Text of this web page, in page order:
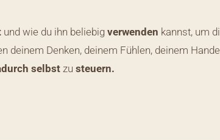
und wie du ihn beliebigverwenden kannst, um
Denken, deinem Fühlen, deinem
selbstzusteuern.